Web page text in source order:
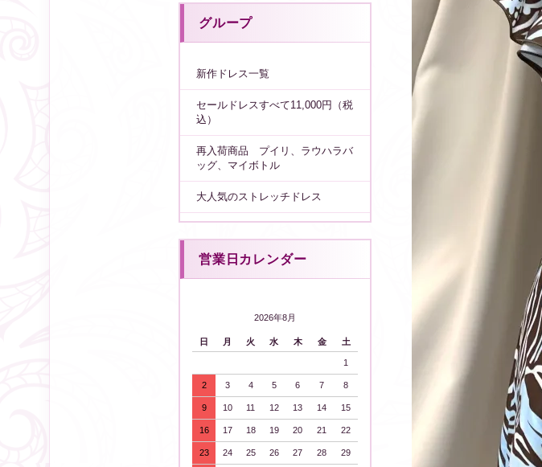
グループ
新作ドレス一覧
セールドレスすべて11,000円（税
込）
再入荷商品 プイリ、ラウハラバ
ッグ、マイボトル
大人気のストレッチドレス
営業日カレンダー
2026年8月
日 月 火 水 木 金 土
1
2 3 4 5 6 7 8
9 10 11 12 13 14 15
16 17 18 19 20 21 22
23 24 25 26 27 28 29